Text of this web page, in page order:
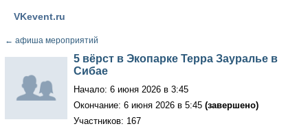
VKevent.ru
← афиша мероприятий
5 вёрст в Экопарке Терра Зауралье в
Сибае
Начало: 6 июня 2026 в 3:45
Окончание: 6 июня 2026 в 5:45 (завершено)
Участников: 167